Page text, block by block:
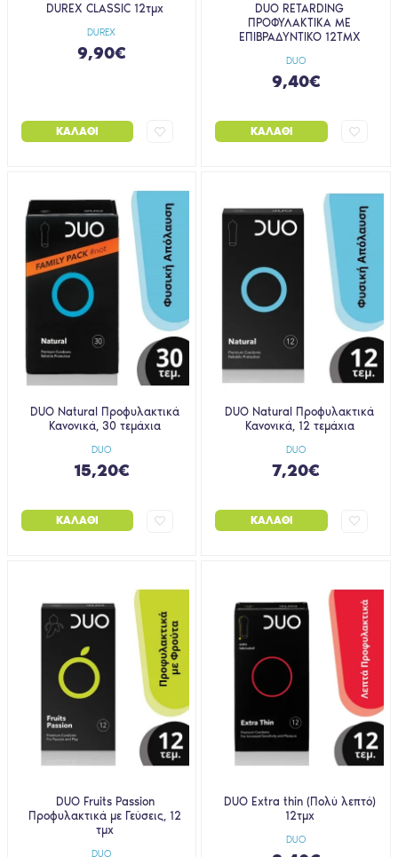
DUREX
DUREX CLASSIC 12τμχ
9,90€
ΚΑΛΆΘΙ
DUO
DUO RETARDING
ΠΡΟΦΥΛΑΚΤΙΚΑ ΜΕ
ΕΠΙΒΡΑΔΥΝΤΙΚΟ 12ΤΜΧ
9,40€
ΚΑΛΆΘΙ
DUO
DUO Natural Προφυλακτικά
Κανονικά, 30 τεμάχια
15,20€
ΚΑΛΆΘΙ
DUO
DUO Natural Προφυλακτικά
Κανονικά, 12 τεμάχια
7,20€
ΚΑΛΆΘΙ
DUO
DUO Fruits Passion
Προφυλακτικά με Γεύσεις, 12
τμχ
DUO
DUO Extra thin (Πολύ λεπτό)
12τμχ